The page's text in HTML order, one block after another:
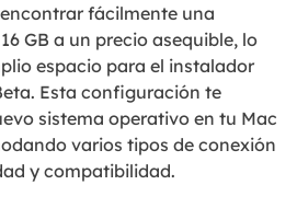
fácilmente una
GB a un precio asequible, lo
espacio para el instalador
Esta configuración te
sistema operativo en tu Mac
varios tipos de conexión
y compatibilidad.